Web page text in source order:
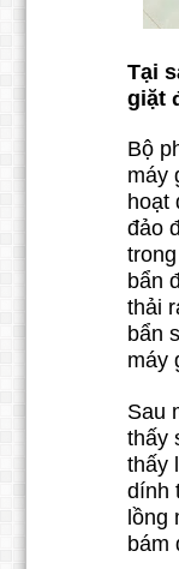
Tại
giặt
Bộ
máy
hoạt
đảo
bẩn
thải
bẩn
máy
Sau
thấy
thấy
dính
lồng
bám